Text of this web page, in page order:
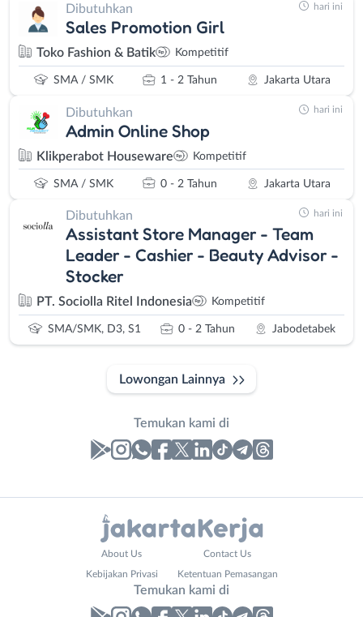
Dibutuhkan
Sales Promotion Girl
Toko Fashion & Batik Kompetitif
SMA / SMK 1 - 2 Tahun Jakarta Utara
hari ini
Dibutuhkan
Admin Online Shop
Klikperabot Houseware Kompetitif
SMA / SMK 0 - 2 Tahun Jakarta Utara
hari ini
Dibutuhkan
Assistant Store Manager - Team
Leader - Cashier - Beauty Advisor -
Stocker
PT. Sociolla Ritel Indonesia Kompetitif
SMA/SMK, D3, S1 0 - 2 Tahun Jabodetabek
hari ini
Lowongan Lainnya
Temukan kami di
About Us Contact Us
Kebijakan Privasi Ketentuan Pemasangan
Temukan kami di